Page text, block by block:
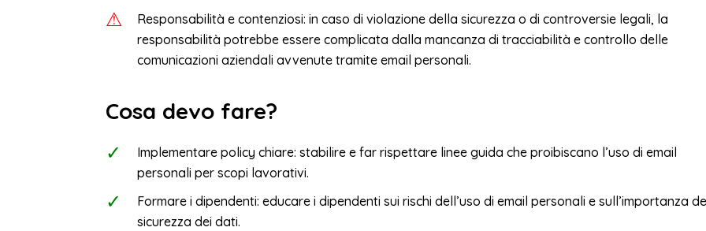
Responsabilità e contenziosi: in caso di violazione della sicurezza o di controversie legali, la
responsabilità potrebbe essere complicata dalla mancanza di tracciabilità e controllo delle
comunicazioni aziendali avvenute tramite email personali.
Cosa devo fare?
Implementare policy chiare: stabilire e far rispettare linee guida che proibiscano l’uso di email
personali per scopi lavorativi.
Formare i dipendenti: educare i dipendenti sui rischi dell’uso di email personali e sull’importanza
sicurezza dei dati.